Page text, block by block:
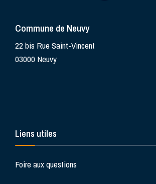
Commune de Neuvy
22 bis Rue Saint-Vincent
03000 Neuvy
Liens utiles
Foire aux questions